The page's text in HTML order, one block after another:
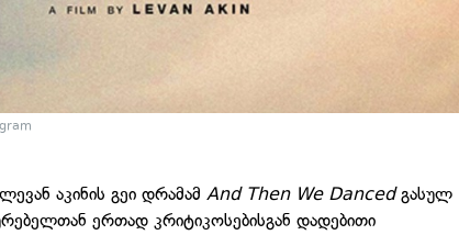
აკინის გეი დრამამAnd Then We Dancedგასულ
ერთად კრიტიკოსებისგან დადებითი